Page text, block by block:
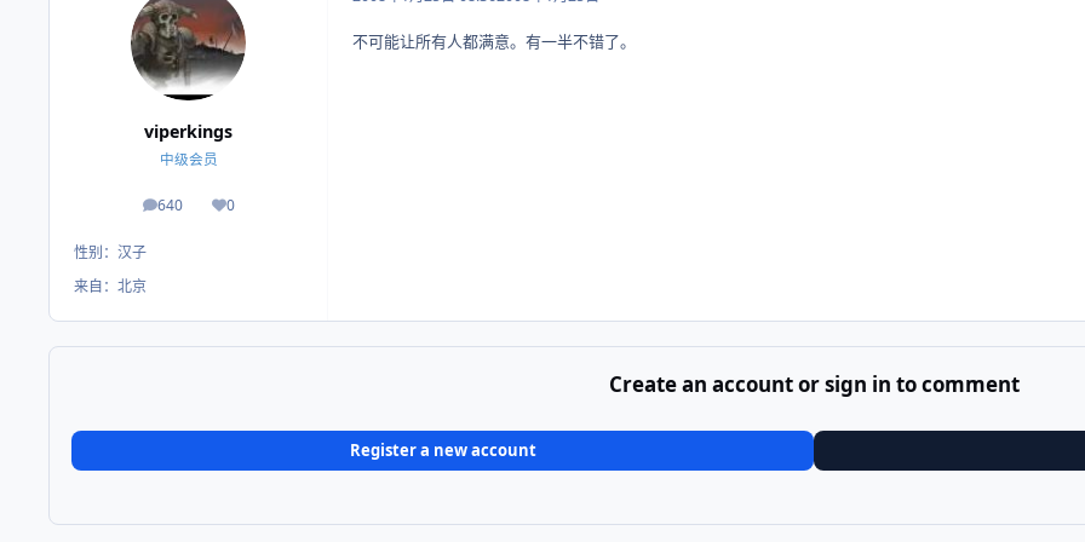
viperkings
中级会员
640
帖子 0
荣誉积分
性别： 汉子
来自： 北京
不可能让所有人都满意。有一半不错了。
Create an account or sign in to comment
Register a new account